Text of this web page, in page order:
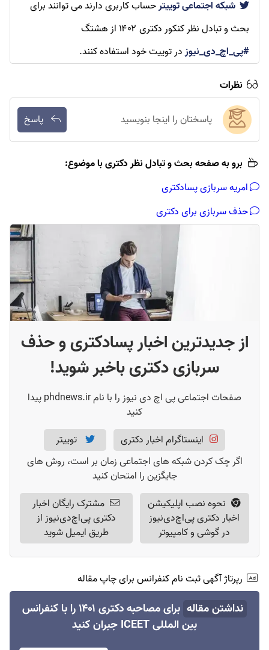
شبکه اجتماعی توییترحساب کاربری دارند می توانند برای
بحث و تبادل نظر کنکور دکتری ۱۴۰۲
از هشتگ
#پی_اچ_دی_نیوزدر توییت خود استفاده کنند.
نظرات
پاسختان را اینجا بنویسید پاسخ
برو به صفحه بحث و تبادل نظر دکتری با موضوع:
امریه سربازی پسادکتری
حذف سربازی برای دکتری
از جدیدترین اخبار پسادکتری و حذف
سربازی دکتری باخبر شوید!
صفحات اجتماعی پی اچ دی نیوز را با نام phdnews.ir پیدا
کنید
اینستاگرام اخبار دکتری
توییتر
اگر چک کردن شبکه های اجتماعی زمان بر است، روش های
جایگزین را امتحان کنید
نحوه نصب اپلیکیشن
اخبار دکتری پی‌اچ‌دی‌نیوز
در گوشی و کامپیوتر
مشترک رایگان اخبار
دکتری پی‌اچ‌دی‌نیوز از
طریق ایمیل شوید
رپرتاژ آگهی ثبت نام کنفرانس برای چاپ مقاله
نداشتن مقاله
برای مصاحبه دکتری ۱۴۰۱ را با کنفرانس
بین المللی ICEET جبران کنید